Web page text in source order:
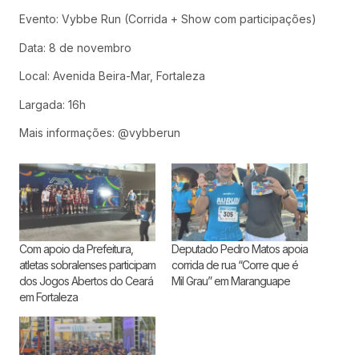
Evento: Vybbe Run (Corrida + Show com participações)
Data: 8 de novembro
Local: Avenida Beira-Mar, Fortaleza
Largada: 16h
Mais informações: @vybberun
Com apoio da Prefeitura,
atletas sobralenses participam
dos Jogos Abertos do Ceará
em Fortaleza
Deputado Pedro Matos apoia
corrida de rua “Corre que é
Mil Grau” em Maranguape